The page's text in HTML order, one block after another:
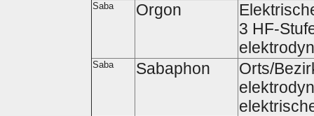
Saba Orgon
3 HF-
Saba Sabaphon
Orts/